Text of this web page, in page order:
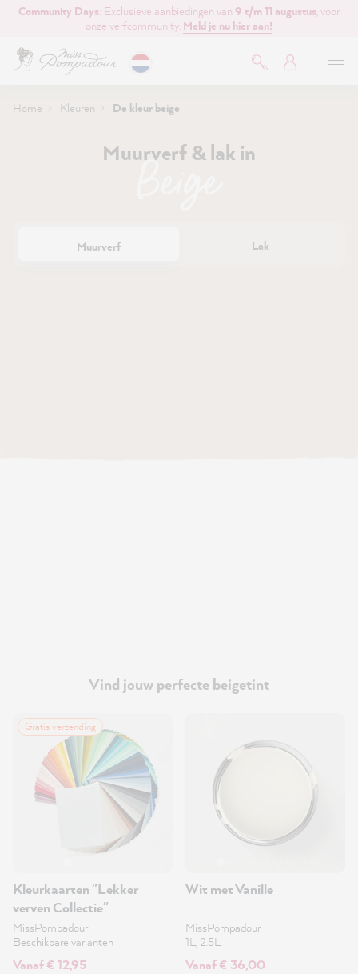
hoofdinhoud
Community Days: Exclusieve aanbiedingen van 9 t/m 11 augustus , voor
onze verfcommunity. Meld je nu hier aan!
Home Kleuren De kleur beige
Muurverf & lak in
Muurverf Lak
Vind jouw perfecte beigetint
Gratis verzending
Kleurkaarten "Lekker
verven Collectie"
MissPompadour
Beschikbare varianten
Vanaf € 12,95
Wit met Vanille
MissPompadour
1L, 2.5L
Vanaf € 36,00